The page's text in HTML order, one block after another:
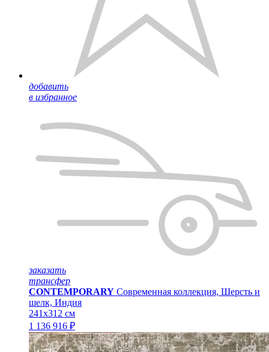
добавить
в избранное
заказать
трансфер
CONTEMPORARY Современная коллекция, Шерсть и
шелк, Индия
241x312 см
1 136 916 ₽